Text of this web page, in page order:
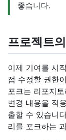
좋습니다.
프로젝트
이제 기여를 시
접 수정할 권한
포크는 리포지
변경 내용을 적
출할 수 있습니
리를 포크하는